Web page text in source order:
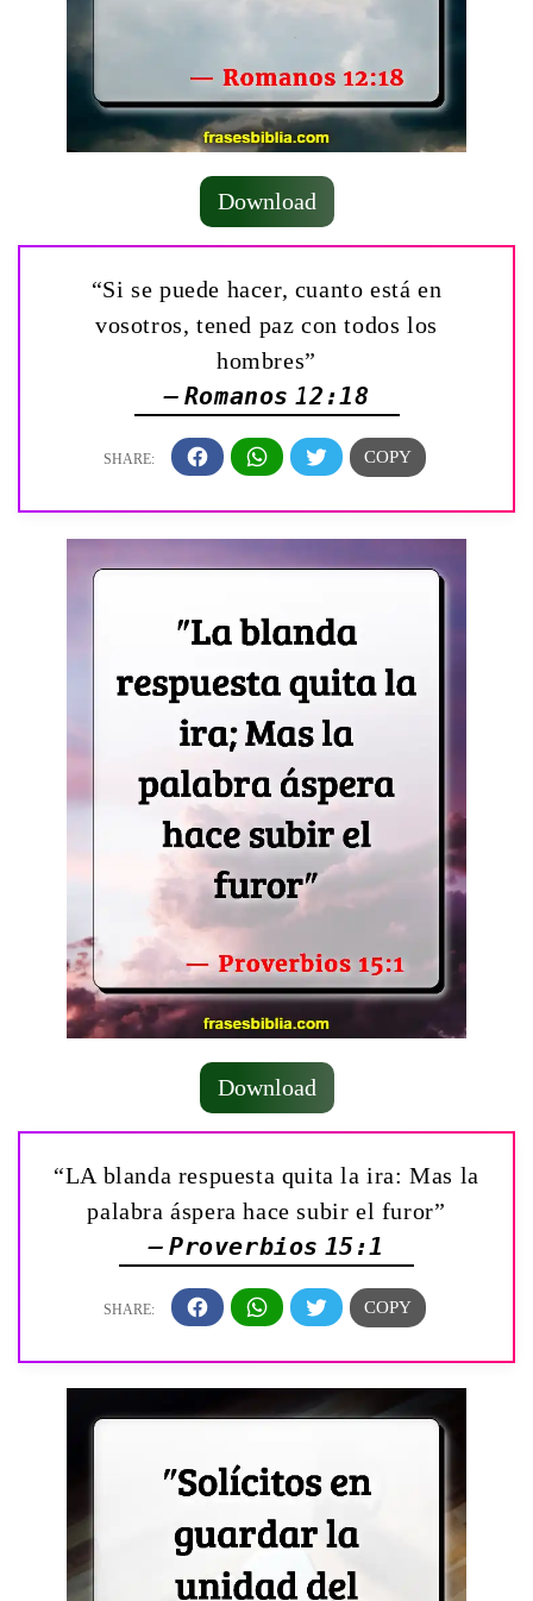
Download
“Si se puede hacer, cuanto está en
vosotros, tened paz con todos los
hombres”
— Romanos 12:18
Download
“LA blanda respuesta quita la ira: Mas la
palabra áspera hace subir el furor”
— Proverbios 15:1